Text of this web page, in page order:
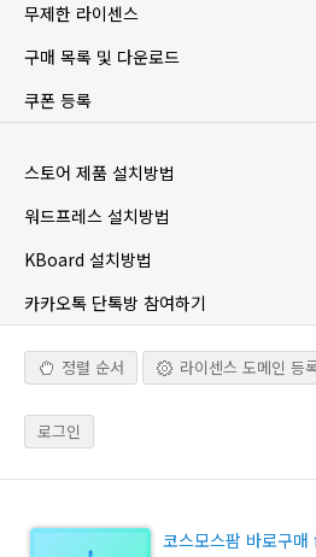
무제한 라이센스
구매 목록 및 다운로드
쿠폰 등록
스토어 제품 설치방법
워드프레스 설치방법
KBoard 설치방법
카카오톡 단톡방 참여하기
정렬 순서 라이센스 도메인 등
로그인
코스모스팜 바로구